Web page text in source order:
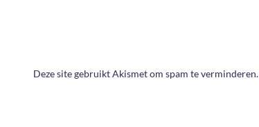
Deze site gebruikt Akismet om spam te verminderen.